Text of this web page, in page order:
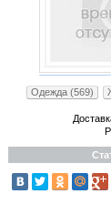
Одежда (569)